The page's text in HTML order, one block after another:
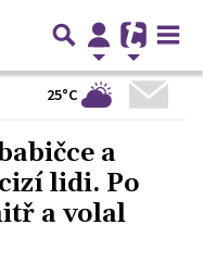
25°C
a
lidi. Po
a volal